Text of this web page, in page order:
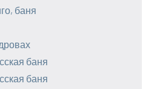
баня
баня
баня